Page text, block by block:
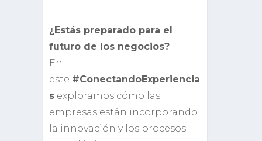
¿Estás preparado para el
futuro de los negocios?
En
este #ConectandoExperiencia
s exploramos cómo las
empresas están incorporando
la innovación y los procesos